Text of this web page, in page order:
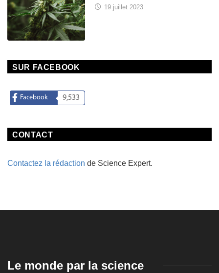
19 juillet 2023
SUR FACEBOOK
Facebook 9,533
CONTACT
Contactez la rédaction de Science Expert.
Le monde par la science